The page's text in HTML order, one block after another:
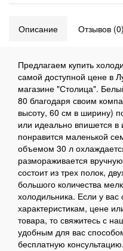
Описание Отзывов (0)
Предлагаем купить
самой доступной цене в
магазине "Столица".
80 благодаря своим
высоту, 60 см в ширину)
или идеально впишется в
понравится маленькой
объемом 30 л
размораживается
состоит из трех полок,
большого количества
холодильника. Если у
характеристикам, цене
товара, то свяжитесь с
удобным для вас
бесплатную консультацию.